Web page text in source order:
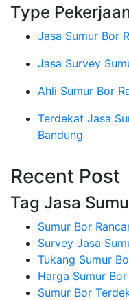
Type
Jasa Sumur Bor
Jasa Survey
Ahli Sumur Bor
Terdekat Jasa
Bandung
Recent Post
Tag Jasa
Sumur Bor
Survey Jasa
Tukang Sumur
Harga Sumur
Sumur Bor